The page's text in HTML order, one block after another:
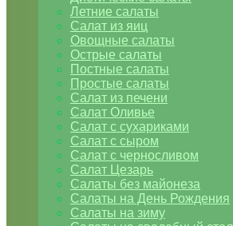
Летние салаты
Салат из яиц
Овощные салаты
Острые салаты
Постные салаты
Простые салаты
Салат из печени
Салат Оливье
Салат с сухариками
Салат с сыром
Салат с черносливом
Салат Цезарь
Салаты без майонеза
Салаты на День Рождения
Салаты на зиму